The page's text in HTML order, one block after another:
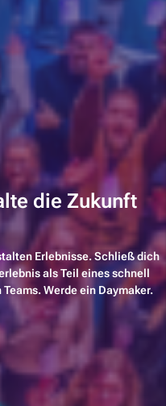
die Zukunft
Erlebnisse. Schließ dich
als Teil eines schnell
Werde ein Daymaker.